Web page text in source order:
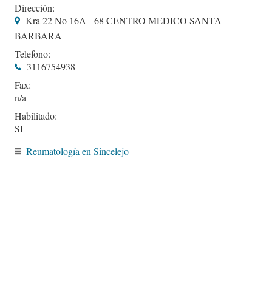
Dirección:
Kra 22 No 16A - 68 CENTRO MEDICO SANTA
BARBARA
Telefono:
3116754938
Fax:
Habilitado:
SI
Reumatología en Sincelejo